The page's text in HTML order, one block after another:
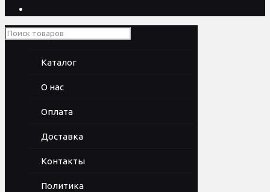
Каталог
О нас
Оплата
Доставка
Контакты
Политика